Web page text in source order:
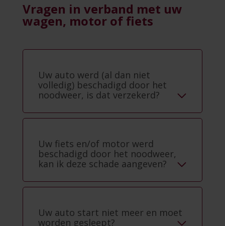
Vragen in verband met uw
wagen, motor of fiets
Uw auto werd (al dan niet
volledig) beschadigd door het
noodweer, is dat verzekerd?
Uw fiets en/of motor werd
beschadigd door het noodweer,
kan ik deze schade aangeven?
Uw auto start niet meer en moet
worden gesleept?